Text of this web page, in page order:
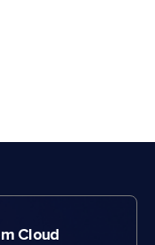
Cloud